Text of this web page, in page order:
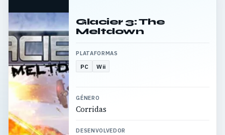
Glacier 3: The
Meltdown
PLATAFORMAS
PC Wii
GÉNERO
Corridas
DESENVOLVEDOR